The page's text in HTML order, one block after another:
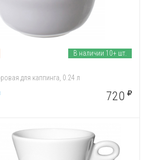
для каппинга, 0.24 л
В наличии 10+ шт.
720